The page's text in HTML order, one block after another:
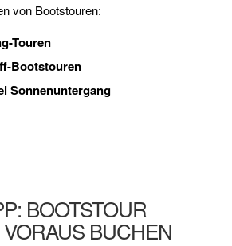
von Bootstouren:
Touren
Bootstouren
Sonnenuntergang
BOOTSTOUR
BUCHEN